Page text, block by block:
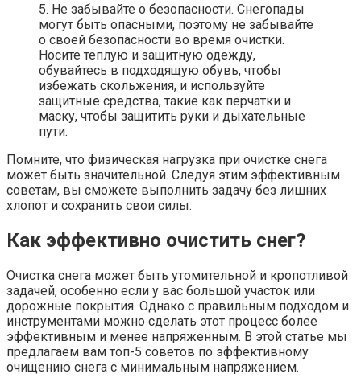
5. Не забывайте о безопасности. Снегопады
могут быть опасными, поэтому не забывайте
о своей безопасности во время очистки.
Носите теплую и защитную одежду,
обувайтесь в подходящую обувь, чтобы
избежать скольжения, и используйте
защитные средства, такие как перчатки и
маску, чтобы защитить руки и дыхательные
пути.
Помните, что физическая нагрузка при очистке снега
может быть значительной. Следуя этим эффективным
советам, вы сможете выполнить задачу без лишних
хлопот и сохранить свои силы.
Как эффективно очистить снег?
Очистка снега может быть утомительной и кропотливой
задачей, особенно если у вас большой участок или
дорожные покрытия. Однако с правильным подходом и
инструментами можно сделать этот процесс более
эффективным и менее напряженным. В этой статье мы
предлагаем вам топ-5 советов по эффективному
очищению снега с минимальным напряжением.